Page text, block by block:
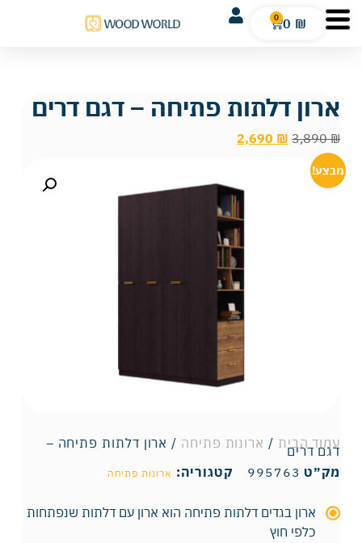
0 ₪
0
ארון דלתות פתיחה – דגם דרים
3,890₪
2,690 ₪
מבצע!
עמוד הבית / ארונות פתיחה / ארון דלתות פתיחה –
דגם דרים
מק״ט 995763 קטגוריה: ארונות פתיחה
ארון בגדים דלתות פתיחה הוא ארון עם דלתות שנפתחות
כלפי חוץ